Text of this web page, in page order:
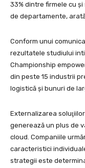
33% dintre firmele cu
de departamente,
Conform unui
rezultatele studiului
Championship
din peste 15 industrii
logistică şi bunuri de
Externalizarea
generează un plus de
cloud. Companiile
caracteristici
strategii este